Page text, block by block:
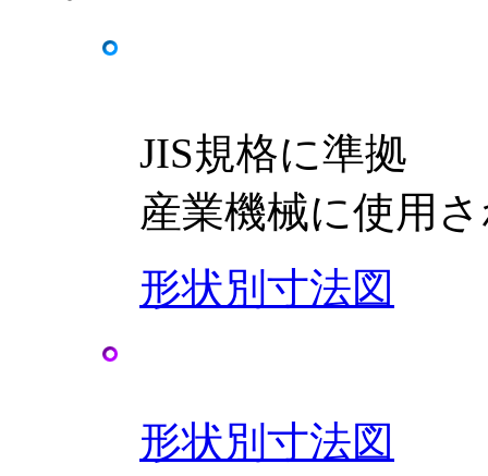
JIS規格に準拠
産業機械に使用
形状別寸法図
形状別寸法図